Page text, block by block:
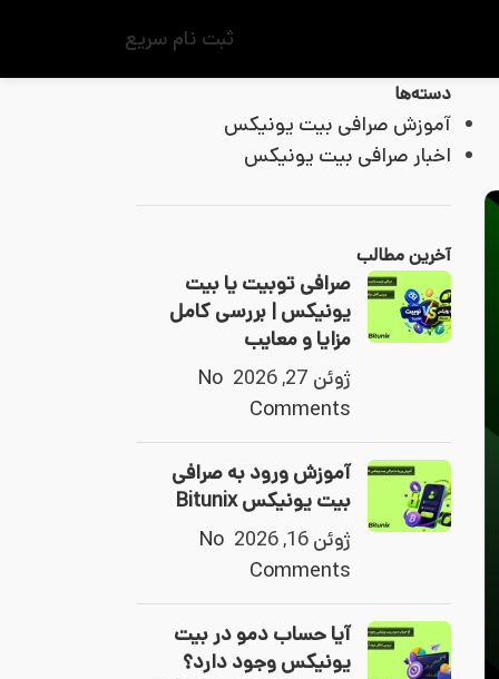
ثبت نام سریع
دسته‌ها
آموزش صرافی بیت یونیکس
اخبار صرافی بیت یونیکس
آخرین مطالب
صرافی توبیت یا بیت
یونیکس | بررسی کامل
مزایا و معایب
ژوئن 27, 2026
No
Comments
آموزش ورود به صرافی
بیت یونیکس Bitunix
ژوئن 16, 2026
No
Comments
آیا حساب دمو در بیت
یونیکس وجود دارد؟